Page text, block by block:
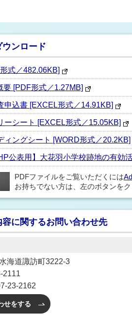
ンロード
式／482.06KB]
[PDF形式／1.27MB]
申込書 [EXCEL形式／14.91KB]
ーシート [EXCEL形式／15.05KB]
ィングシート [WORD形式／20.2KB]
公表用】大花羽小学校跡地の有効
PDFファイルをご覧いただくには
お持ちでない方は、左のボタンを
に関するお問い合わせ先
海道諏訪町3222-3
2111
23-2162
せをする